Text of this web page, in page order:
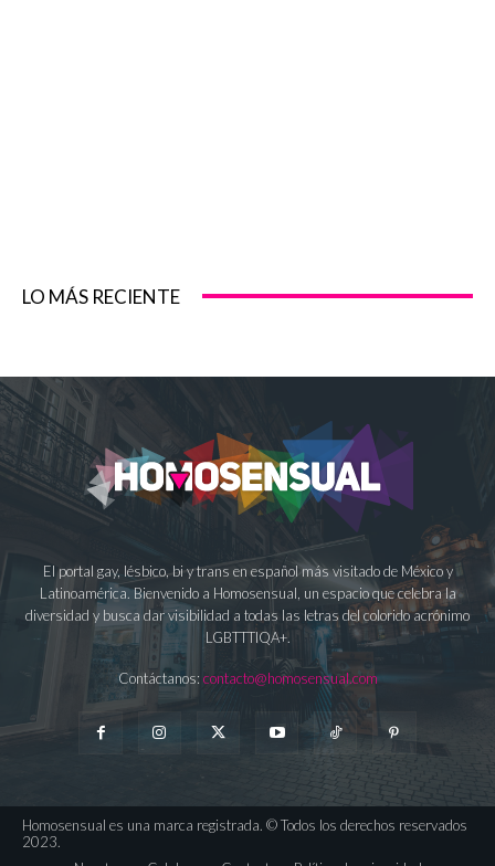
LO MÁS RECIENTE
El portal gay, lésbico, bi y trans en español más visitado de México y
Latinoamérica. Bienvenido a Homosensual, un espacio que celebra la
diversidad y busca dar visibilidad a todas las letras del colorido acrónimo
LGBTTTIQA+.
Contáctanos: contacto@homosensual.com
Homosensual es una marca registrada. © Todos los derechos reservados
2023.